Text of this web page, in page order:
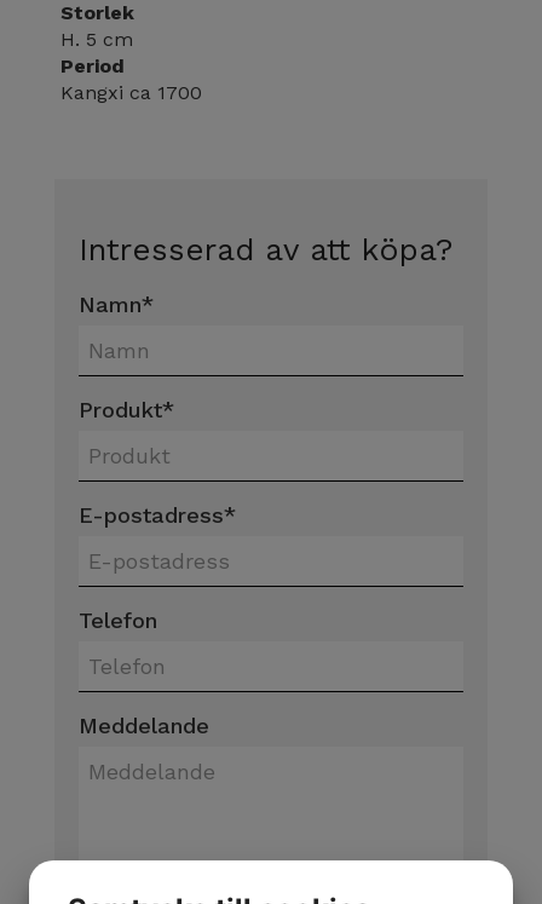
Storlek
H. 5 cm
Period
Kangxi ca 1700
Intresserad av att köpa?
Namn*
Produkt*
E-postadress*
Telefon
Meddelande